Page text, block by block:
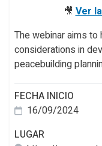
🎥Ver
The webinar aims
considerations in
peacebuilding
FECHA INICIO
16/09/2024
LUGAR